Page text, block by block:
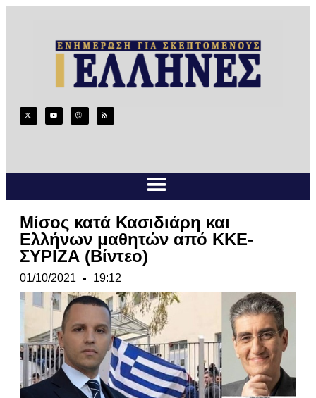
Μίσος κατά Κασιδιάρη και
Ελλήνων μαθητών από ΚΚΕ-
ΣΥΡΙΖΑ (Βίντεο)
01/10/2021 19:12